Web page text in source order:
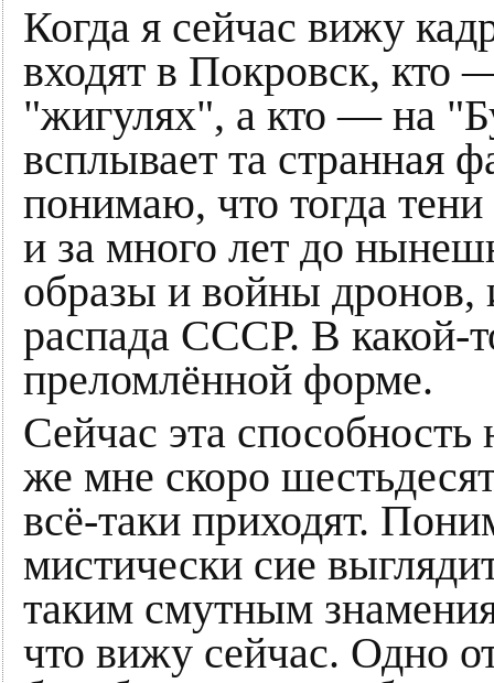
Когда я сейчас вижу
входят в Покровск,
"жигулях", а кто — на
всплывает та странная
понимаю, что тогда
и за много лет до
образы и войны дронов,
распада СССР. В какой-
преломлённой форме.
Сейчас эта способность
же мне скоро
всё-таки приходят.
мистически сие
таким смутным
что вижу сейчас. Одно